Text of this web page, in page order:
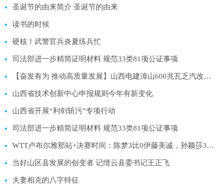
圣诞节的由来简介 圣诞节的由来
读书的时候
硬核！武警官兵炎夏练兵忙
司法部进一步精简证明材料 规范33类81项公证事项
【奋发有为 推动高质量发展】山西电建漳山600兆瓦乏汽改造项目完工
山西省技术创新中心申报规则今年有新变化
山西省开展“利剑斩污”专项行动
司法部进一步精简证明材料 规范33类81项公证事项
WTT卢布尔雅那站+决赛时间：陈梦3比0伊藤美诚，孙颖莎3-0王曼昱
当好山区县发展的创变者 记缙云县委书记王正飞
夫妻相克的八字特征